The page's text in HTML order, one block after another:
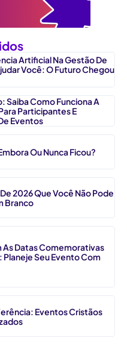
Artificial Na Gestão De
Você: O Futuro Chegou
Saiba Como Funciona A
Participantes E
Eventos
Ou Nunca Ficou?
2026 Que Você Não Pode
Branco
As Datas Comemorativas
Planeje Seu Evento Com
Eventos Cristãos